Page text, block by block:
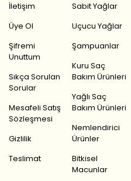
İletişim
Üye Ol
Şifremi
Unuttum
Sıkça Sorulan
Sorular
Mesafeli Satış
Sözleşmesi
Gizlilik
Teslimat
Sabit Yağlar
Uçucu Yağlar
Şampuanlar
Kuru Saç
Bakım Ürünleri
Yağlı Saç
Bakım Ürünleri
Nemlendirici
Ürünler
Bitkisel
Macunlar